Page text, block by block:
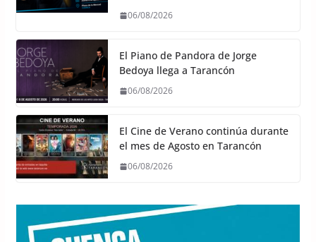
06/08/2026
El Piano de Pandora de Jorge
Bedoya llega a Tarancón
06/08/2026
El Cine de Verano continúa durante
el mes de Agosto en Tarancón
06/08/2026